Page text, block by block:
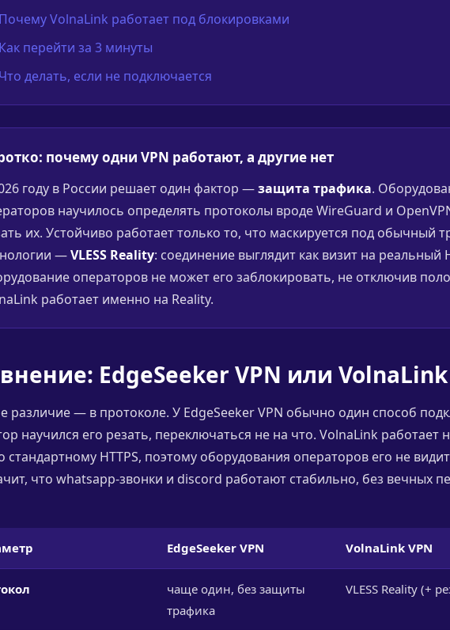
Почему VolnaLink работает под блокировками
Как перейти за 3 минуты
Что делать, если не подключается
почему одни VPN работают, а другие нет
году в России решает один фактор —защита трафика.
научилось определять протоколы вроде WireGuard и
их. Устойчиво работает только то, что маскируется под обычный
—VLESS Reality: соединение выглядит как визит на реальный
операторов не может его заблокировать, не отключив
работает именно на Reality.
EdgeSeeker VPN или VolnaLink
различие — в протоколе. У EdgeSeeker VPN обычно один способ
научился его резать, переключаться не на что. VolnaLink работает
стандартному HTTPS, поэтому оборудования операторов его не
что whatsapp-звонки и discord работают стабильно, без вечных
EdgeSeeker VPN VolnaLink VPN
чаще один, без защиты
трафика
VLESS Reality (+